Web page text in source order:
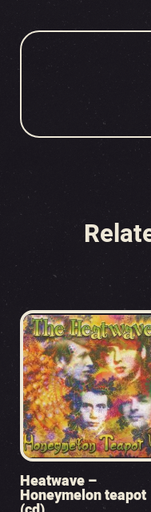
Heatwave –
Honeymelon teapot